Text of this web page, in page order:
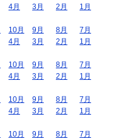
4月 3月 2月
1月
10月 9月 8月
7月
4月 3月 2月
1月
10月 9月 8月
7月
4月 3月 2月
1月
10月 9月 8月
7月
4月 3月 2月
1月
10月 9月 8月
7月